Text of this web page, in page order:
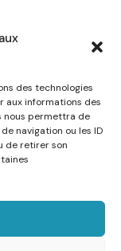
des technologies
aux informations des
nous permettra de
navigation ou les ID
de retirer son